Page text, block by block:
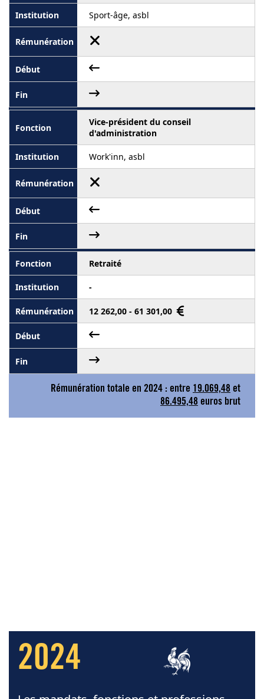
Sport-âge, asbl
Vice-président du conseil
d'administration
Work'inn, asbl
Retraité
-
12 262,00 - 61 301,00
Rémunération totale en 2024 : entre 19.069,48 et
86.495,48 euros brut
2024